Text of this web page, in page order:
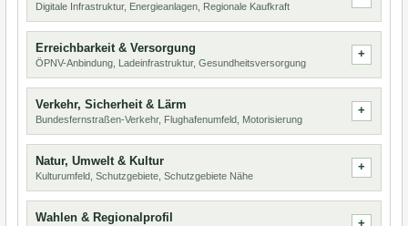
Digitale Infrastruktur, Energieanlagen, Regionale Kaufkraft
Erreichbarkeit & Versorgung
ÖPNV-Anbindung, Ladeinfrastruktur, Gesundheitsversorgung
Verkehr, Sicherheit & Lärm
Bundesfernstraßen-Verkehr, Flughafenumfeld, Motorisierung
Natur, Umwelt & Kultur
Kulturumfeld, Schutzgebiete, Schutzgebiete Nähe
Wahlen & Regionalprofil